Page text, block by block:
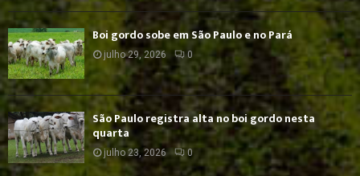
Boi gordo sobe em São Paulo e no Pará
julho 29, 2026 0
São Paulo registra alta no boi gordo nesta
quarta
julho 23, 2026 0